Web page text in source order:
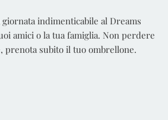
indimenticabile al Dreams
amici o la tua famiglia. Non perdere
prenota subito il tuo ombrellone.